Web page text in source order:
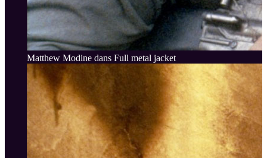
Matthew Modine dans Full metal jacket